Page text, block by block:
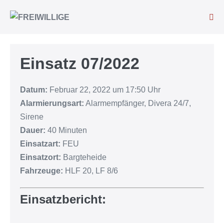
Einsatz 07/2022
Datum: Februar 22, 2022 um 17:50 Uhr
Alarmierungsart: Alarmempfänger, Divera 24/7,
Sirene
Dauer: 40 Minuten
Einsatzart: FEU
Einsatzort: Bargteheide
Fahrzeuge: HLF 20, LF 8/6
Einsatzbericht: